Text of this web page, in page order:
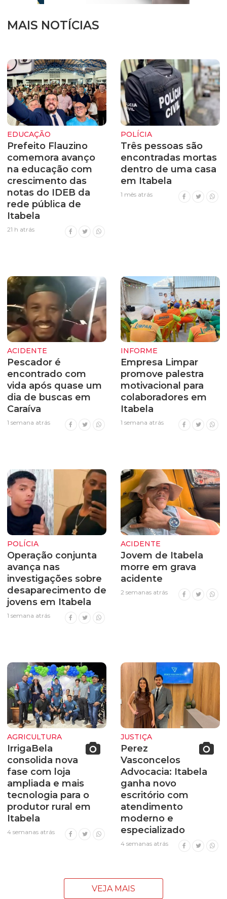
MAIS NOTÍCIAS
EDUCAÇÃO
Prefeito Flauzino
comemora avanço
na educação com
crescimento das
notas do IDEB da
rede pública de
Itabela
21 h atrás
POLÍCIA
Três pessoas são
encontradas mortas
dentro de uma casa
em Itabela
1 mês atrás
ACIDENTE
Pescador é
encontrado com
vida após quase um
dia de buscas em
Caraíva
1 semana atrás
INFORME
Empresa Limpar
promove palestra
motivacional para
colaboradores em
Itabela
1 semana atrás
POLÍCIA
Operação conjunta
avança nas
investigações sobre
desaparecimento de
jovens em Itabela
1 semana atrás
ACIDENTE
Jovem de Itabela
morre em grava
acidente
2 semanas atrás
AGRICULTURA
IrrigaBela
consolida nova
fase com loja
ampliada e mais
tecnologia para o
produtor rural em
Itabela
4 semanas atrás
JUSTIÇA
Perez
Vasconcelos
Advocacia: Itabela
ganha novo
escritório com
atendimento
moderno e
especializado
4 semanas atrás
VEJA MAIS